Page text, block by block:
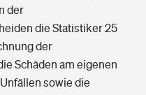
der
die Statistiker 25
der
Schäden am eigenen
sowie die